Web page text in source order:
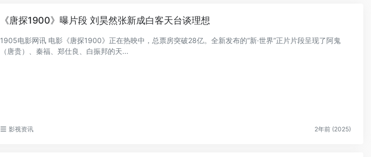
《唐探1900》曝片段 刘昊然张新成白客天台谈理想
1905电影网讯 电影《唐探1900》正在热映中，总票房突破28亿。全新发布的“新·世界”正片片段呈现了阿鬼
（唐贵）、秦福、郑仕良、白振邦的天...
影视资讯 2年前 (2025)